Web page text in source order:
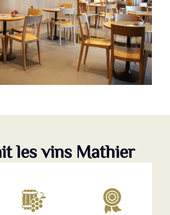
les vins Mathier